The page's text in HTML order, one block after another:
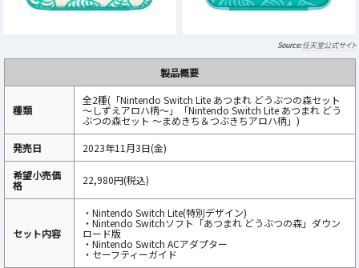
任天堂公式サイト
製品概要
種類
全2種(「Nintendo Switch Lite あつまれ どうぶつの森セット
～しずえアロハ柄～」「Nintendo Switch Lite あつまれ どう
ぶつの森セット ～まめきち＆つぶきちアロハ柄」)
発売日
2023年11月3日(金)
希望小売価
格 22,980円(税込)
セット内容
・Nintendo Switch Lite(特別デザイン)
・Nintendo Switchソフト「あつまれ どうぶつの森」ダウン
ロード版
・Nintendo Switch ACアダプター
・セーフティーガイド